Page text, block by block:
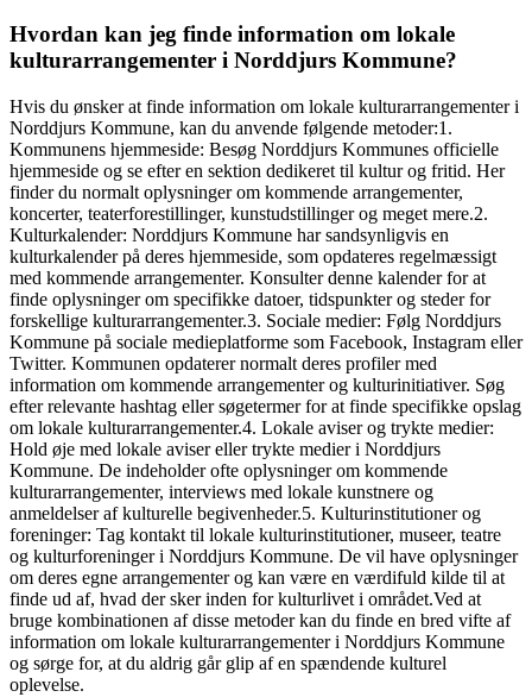
Hvordan kan jeg finde information om lokale
kulturarrangementer i Norddjurs Kommune?
Hvis du ønsker at finde information om lokale kulturarrangementer i
Norddjurs Kommune, kan du anvende følgende metoder:1.
Kommunens hjemmeside: Besøg Norddjurs Kommunes officielle
hjemmeside og se efter en sektion dedikeret til kultur og fritid. Her
finder du normalt oplysninger om kommende arrangementer,
koncerter, teaterforestillinger, kunstudstillinger og meget mere.2.
Kulturkalender: Norddjurs Kommune har sandsynligvis en
kulturkalender på deres hjemmeside, som opdateres regelmæssigt
med kommende arrangementer. Konsulter denne kalender for at
finde oplysninger om specifikke datoer, tidspunkter og steder for
forskellige kulturarrangementer.3. Sociale medier: Følg Norddjurs
Kommune på sociale medieplatforme som Facebook, Instagram eller
Twitter. Kommunen opdaterer normalt deres profiler med
information om kommende arrangementer og kulturinitiativer. Søg
efter relevante hashtag eller søgetermer for at finde specifikke opslag
om lokale kulturarrangementer.4. Lokale aviser og trykte medier:
Hold øje med lokale aviser eller trykte medier i Norddjurs
Kommune. De indeholder ofte oplysninger om kommende
kulturarrangementer, interviews med lokale kunstnere og
anmeldelser af kulturelle begivenheder.5. Kulturinstitutioner og
foreninger: Tag kontakt til lokale kulturinstitutioner, museer, teatre
og kulturforeninger i Norddjurs Kommune. De vil have oplysninger
om deres egne arrangementer og kan være en værdifuld kilde til at
finde ud af, hvad der sker inden for kulturlivet i området.Ved at
bruge kombinationen af disse metoder kan du finde en bred vifte af
information om lokale kulturarrangementer i Norddjurs Kommune
og sørge for, at du aldrig går glip af en spændende kulturel
oplevelse.